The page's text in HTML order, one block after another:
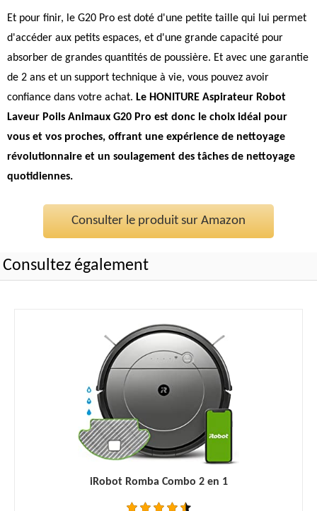
Et pour finir, le G20 Pro est doté d'une petite taille qui lui permet
d'accéder aux petits espaces, et d'une grande capacité pour
absorber de grandes quantités de poussière. Et avec une garantie
de 2 ans et un support technique à vie, vous pouvez avoir
confiance dans votre achat. Le HONITURE Aspirateur Robot
Laveur Poils Animaux G20 Pro est donc le choix idéal pour
vous et vos proches, offrant une expérience de nettoyage
révolutionnaire et un soulagement des tâches de nettoyage
quotidiennes.
Consulter le produit sur Amazon
Consultez également
iRobot Romba Combo 2 en 1